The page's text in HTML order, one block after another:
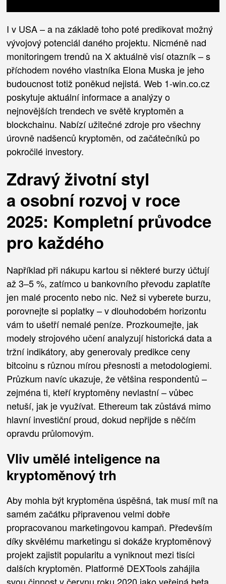
I v USA – a na základě toho poté predikovat možný
vývojový potenciál daného projektu. Nicméně nad
monitoringem trendů na X aktuálně visí otazník – s
příchodem nového vlastníka Elona Muska je jeho
budoucnost totiž poněkud nejistá. Web 1-win.co.cz
poskytuje aktuální informace a analýzy o
nejnovějších trendech ve světě kryptoměn a
blockchainu. Nabízí užitečné zdroje pro všechny
úrovně nadšenců kryptoměn, od začátečníků po
pokročilé investory.
Zdravý životní styl
a osobní rozvoj v roce
2025: Kompletní průvodce
pro každého
Například při nákupu kartou si některé burzy účtují
až 3–5 %, zatímco u bankovního převodu zaplatíte
jen malé procento nebo nic. Než si vyberete burzu,
porovnejte si poplatky – v dlouhodobém horizontu
vám to ušetří nemalé peníze. Prozkoumejte, jak
modely strojového učení analyzují historická data a
tržní indikátory, aby generovaly predikce ceny
bitcoinu s různou mírou přesnosti a metodologiemi.
Průzkum navíc ukazuje, že většina respondentů –
zejména ti, kteří kryptoměny nevlastní – vůbec
netuší, jak je využívat. Ethereum tak zůstává mimo
hlavní investiční proud, dokud nepřijde s něčím
opravdu průlomovým.
Vliv umělé inteligence na
kryptoměnový trh
Aby mohla být kryptoměna úspěšná, tak musí mít na
samém začátku připravenou velmi dobře
propracovanou marketingovou kampaň. Především
díky skvělému marketingu si dokáže kryptoměnový
projekt zajistit popularitu a vyniknout mezi tisíci
dalších kryptoměn. Platformě DEXTools zahájila